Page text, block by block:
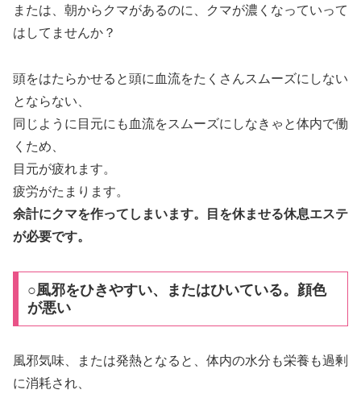
または、朝からクマがあるのに、クマが濃くなっていって
はしてませんか？
頭をはたらかせると頭に血流をたくさんスムーズにしない
とならない、
同じように目元にも血流をスムーズにしなきゃと体内で働
くため、
目元が疲れます。
疲労がたまります。
余計にクマを作ってしまいます。目を休ませる休息エステ
が必要です。
○風邪をひきやすい、またはひいている。顔色
が悪い
風邪気味、または発熱となると、体内の水分も栄養も過剰
に消耗され、